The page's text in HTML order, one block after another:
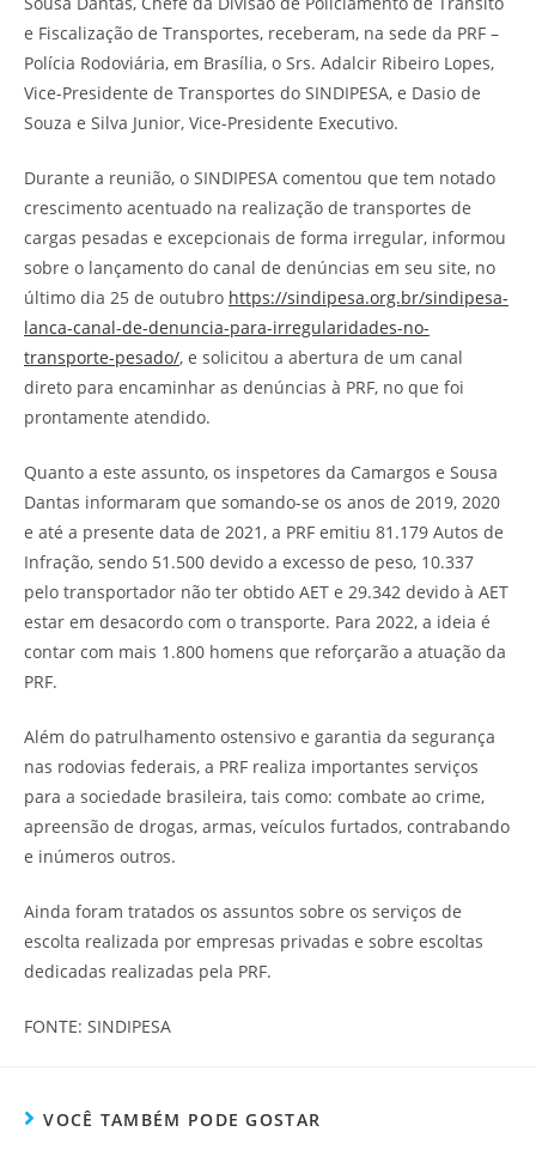
e Fiscalização de Transportes, receberam, na sede da PRF –
Polícia Rodoviária, em Brasília, o Srs. Adalcir Ribeiro Lopes,
Vice-Presidente de Transportes do SINDIPESA, e Dasio de
Souza e Silva Junior, Vice-Presidente Executivo.
Durante a reunião, o SINDIPESA comentou que tem notado
crescimento acentuado na realização de transportes de
cargas pesadas e excepcionais de forma irregular, informou
sobre o lançamento do canal de denúncias em seu site, no
último dia 25 de outubro https://sindipesa.org.br/sindipesa-
lanca-canal-de-denuncia-para-irregularidades-no-
transporte-pesado/, e solicitou a abertura de um canal
direto para encaminhar as denúncias à PRF, no que foi
prontamente atendido.
Quanto a este assunto, os inspetores da Camargos e Sousa
Dantas informaram que somando-se os anos de 2019, 2020
e até a presente data de 2021, a PRF emitiu 81.179 Autos de
Infração, sendo 51.500 devido a excesso de peso, 10.337
pelo transportador não ter obtido AET e 29.342 devido à AET
estar em desacordo com o transporte. Para 2022, a ideia é
contar com mais 1.800 homens que reforçarão a atuação da
PRF.
Além do patrulhamento ostensivo e garantia da segurança
nas rodovias federais, a PRF realiza importantes serviços
para a sociedade brasileira, tais como: combate ao crime,
apreensão de drogas, armas, veículos furtados, contrabando
e inúmeros outros.
Ainda foram tratados os assuntos sobre os serviços de
escolta realizada por empresas privadas e sobre escoltas
dedicadas realizadas pela PRF.
FONTE: SINDIPESA
VOCÊ TAMBÉM PODE GOSTAR